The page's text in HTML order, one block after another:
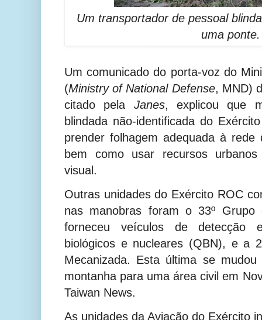
Um transportador de pessoal
uma ponte.
Um comunicado do porta-voz do
(Ministry of National Defense, MND)
citado pela Janes, explicou que
blindada não-identificada do
prender folhagem adequada à
bem como usar recursos
visual.
Outras unidades do Exército ROC
nas manobras foram o 33º
forneceu veículos de detecção
biológicos e nucleares (QBN), e a
Mecanizada. Esta última se
montanha para uma área civil em
Taiwan News.
As unidades da Aviação do Exército